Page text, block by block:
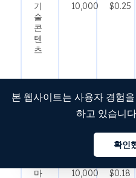
본 웹사이트는 사용자 경험
하고 있습니
확인
기
술
콘
텐
츠
10,000 $0.25
마 10,000 $0.18
한국어